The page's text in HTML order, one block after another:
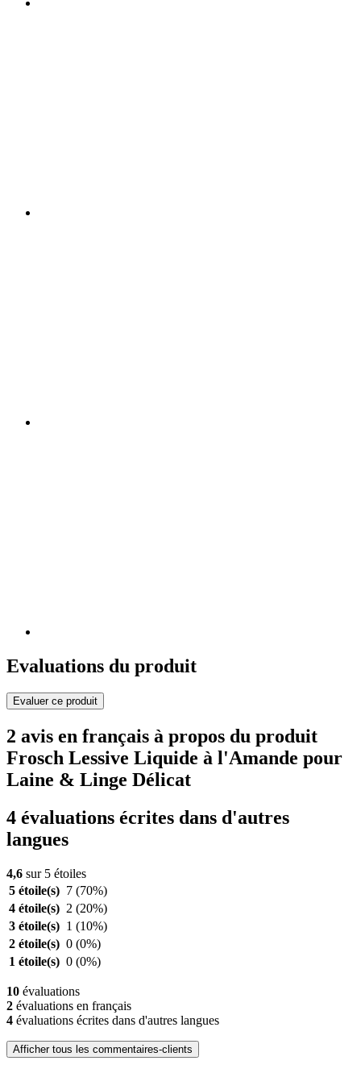
Evaluations du produit
Evaluer ce produit
2 avis en français à propos du produit
Frosch Lessive Liquide à l'Amande pour
Laine & Linge Délicat
4 évaluations écrites dans d'autres
langues
4,6 sur 5 étoiles
5 étoile(s) 7 (70%)
4 étoile(s) 2 (20%)
3 étoile(s) 1 (10%)
2 étoile(s) 0 (0%)
1 étoile(s) 0 (0%)
10 évaluations
2 évaluations en français
4 évaluations écrites dans d'autres langues
Afficher tous les commentaires-clients